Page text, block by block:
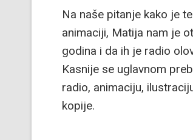
Na naše pitanje kako je
animaciji, Matija nam je
godina i da ih je radio
Kasnije se uglavnom
radio, animaciju,
kopije.